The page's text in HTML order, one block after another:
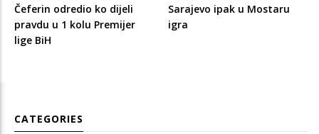
Čeferin odredio ko dijeli
pravdu u 1 kolu Premijer
lige BiH
Sarajevo ipak u Mostaru
igra
CATEGORIES